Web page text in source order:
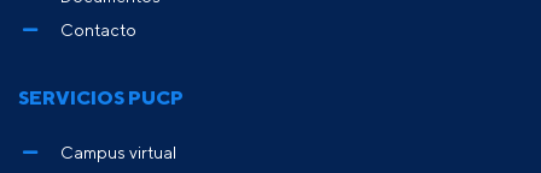
Contacto
SERVICIOS PUCP
Campus virtual